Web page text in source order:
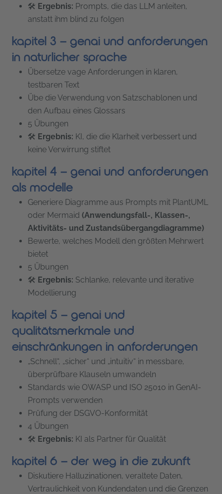
🛠 Ergebnis: Prompts, die das LLM anleiten,
anstatt ihm blind zu folgen
kapitel 3 – genai und anforderungen
in natürlicher sprache
Übersetze vage Anforderungen in klaren,
testbaren Text
Übe die Verwendung von Satzschablonen und
den Aufbau eines Glossars
5 Übungen
🛠 Ergebnis: KI, die die Klarheit verbessert und
keine Verwirrung stiftet
kapitel 4 – genai und anforderungen
als modelle
Generiere Diagramme aus Prompts mit PlantUML
oder Mermaid (Anwendungsfall-, Klassen-,
Aktivitäts- und Zustandsübergangdiagramme)
Bewerte, welches Modell den größten Mehrwert
bietet
5 Übungen
🛠 Ergebnis: Schlanke, relevante und iterative
Modellierung
kapitel 5 – genai und
qualitätsmerkmale und
einschränkungen in anforderungen
„Schnell“, „sicher“ und „intuitiv“ in messbare,
überprüfbare Klauseln umwandeln
Standards wie OWASP und ISO 25010 in GenAI-
Prompts verwenden
Prüfung der DSGVO-Konformität
4 Übungen
🛠 Ergebnis: KI als Partner für Qualität
kapitel 6 – der weg in die zukunft
Diskutiere Halluzinationen, veraltete Daten,
Vertraulichkeit von Kundendaten und die Grenzen